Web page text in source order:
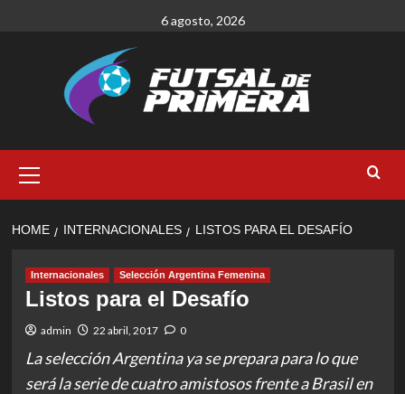
6 agosto, 2026
Menu
HOME INTERNACIONALES LISTOS PARA EL DESAFÍO
Internacionales Selección Argentina Femenina
Listos para el Desafío
admin 22 abril, 2017 0
La selección Argentina ya se prepara para lo que
será la serie de cuatro amistosos frente a Brasil en